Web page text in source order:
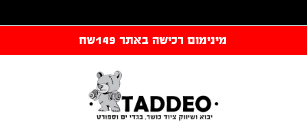
מינימום רכישה באתר 149שח